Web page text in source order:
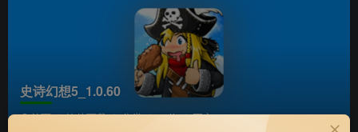
史诗幻想5_1.0.60
首页 软件下载 分类 32位 正文